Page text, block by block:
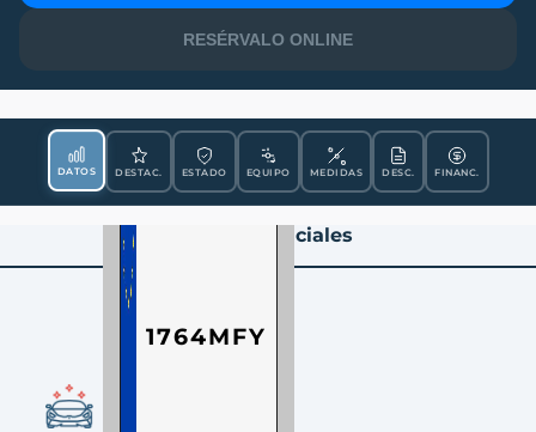
RESÉRVALO ONLINE
DATOS DESTAC. ESTADO EQUIPO MEDIDAS DESC. FINANC.
Datos Esenciales
1764MFY